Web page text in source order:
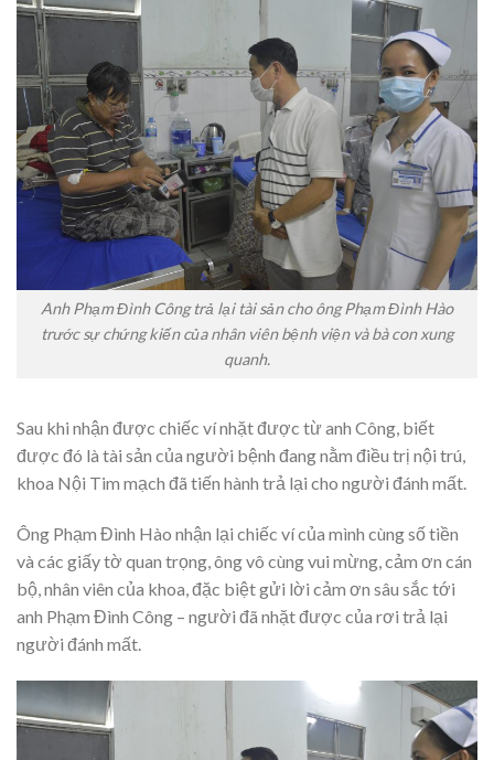
Anh Phạm Đình Công trả lại tài sản cho ông Phạm Đình Hào
trước sự chứng kiến của nhân viên bệnh viện và bà con xung
quanh.
Sau khi nhận được chiếc ví nhặt được từ anh Công, biết
được đó là tài sản của người bệnh đang nằm điều trị nội trú,
khoa Nội Tim mạch đã tiến hành trả lại cho người đánh mất.
Ông Phạm Đình Hào nhận lại chiếc ví của mình cùng số tiền
và các giấy tờ quan trọng, ông vô cùng vui mừng, cảm ơn cán
bộ, nhân viên của khoa, đặc biệt gửi lời cảm ơn sâu sắc tới
anh Phạm Đình Công – người đã nhặt được của rơi trả lại
người đánh mất.